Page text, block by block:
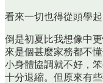
看來一切也得從頭學起
倒是初夏比我想像中
來是個甚麼家務都不
小身體協調就不好，
十分退縮。但原來有